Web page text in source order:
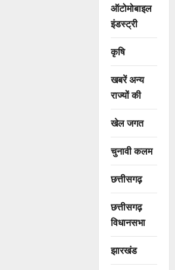
ऑटोमोबाइल
इंडस्ट्री
कृषि
खबरें अन्य
राज्यों की
खेल जगत
चुनावी कलम
छत्तीसगढ़
छत्तीसगढ़
विधानसभा
झारखंड